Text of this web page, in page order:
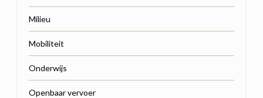
Milieu
Mobiliteit
Onderwijs
Openbaar vervoer